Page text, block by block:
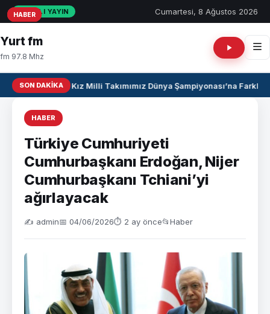
CANLI YAYIN Cumartesi, 8 Ağustos 2026
Yurt fm
fm 97.8 Mhz
SON DAKIKAU17 Kız Milli Takımımız Dünya Şampiyonası’na Farklı
HABER
Türkiye Cumhuriyeti
Cumhurbaşkanı Erdoğan, Nijer
Cumhurbaşkanı Tchiani’yi
ağırlayacak
✍️ admin📅 04/06/2026⏱ 2 ay önce📂Haber
HABER
HABER
HABER